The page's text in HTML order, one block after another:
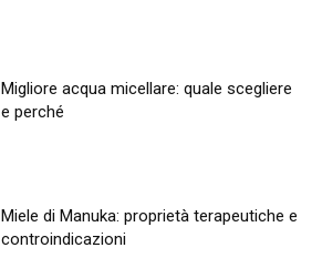
Migliore acqua micellare: quale scegliere
e perché
Miele di Manuka: proprietà terapeutiche e
controindicazioni